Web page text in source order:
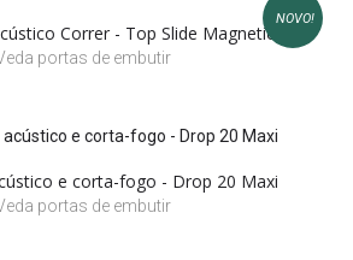
NOVO!
Correr - Top Slide Magnetic
portas de embutir
e corta-fogo - Drop 20 Maxi
portas de embutir